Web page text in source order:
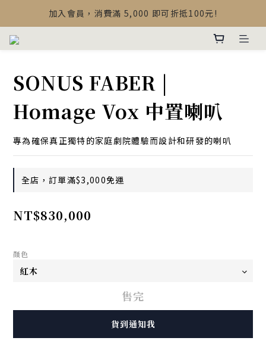
【最新公告】Devialet Mania 盒內配件調整說明
加入會員，消費滿 5,000 即可折抵100元!
【最新公告】Devialet Mania 盒內配件調整說明
SONUS FABER |
Homage Vox 中置喇叭
專為確保真正獨特的家庭劇院體驗而設計和研發的喇叭
全店，訂單滿$3,000免運
NT$830,000
顏色
售完
貨到通知我